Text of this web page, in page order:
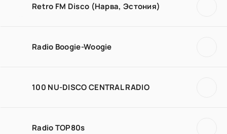
Retro FM Disco (Нарва, Эстония)
Radio Boogie-Woogie
100 NU-DISCO CENTRAL RADIO
Radio TOP80s